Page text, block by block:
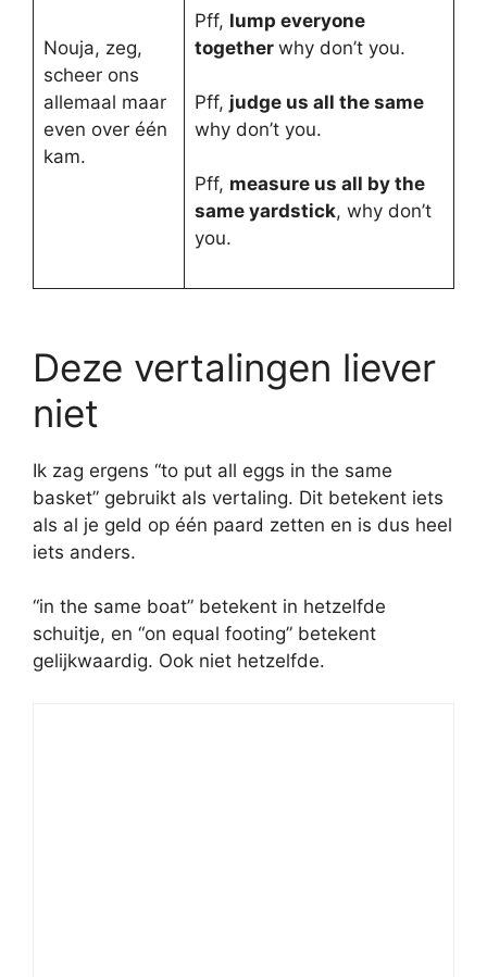
Nouja, zeg,
scheer ons
allemaal maar
even over één
kam.
Pff, lump everyone
together why don’t you.
Pff, judge us all the same
why don’t you.
Pff, measure us all by the
same yardstick, why don’t
you.
Deze vertalingen liever
niet
Ik zag ergens “to put all eggs in the same
basket” gebruikt als vertaling. Dit betekent iets
als al je geld op één paard zetten en is dus heel
iets anders.
“in the same boat” betekent in hetzelfde
schuitje, en “on equal footing” betekent
gelijkwaardig. Ook niet hetzelfde.